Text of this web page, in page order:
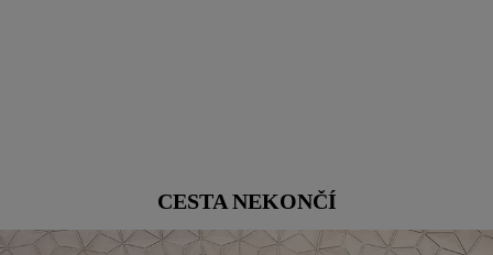
CESTA NEKONČÍ